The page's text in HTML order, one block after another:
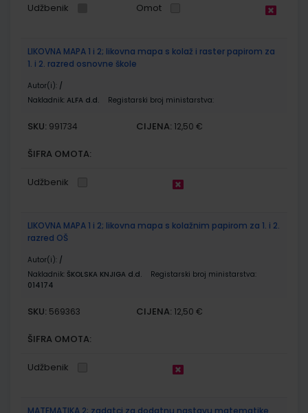
Udžbenik Omot
LIKOVNA MAPA 1 i 2; likovna mapa s kolaž i raster papirom za
1. i 2. razred osnovne škole
Autor(i): /
Nakladnik: ALFA d.d. Registarski broj ministarstva:
SKU: 991734 CIJENA: 12,50 €
ŠIFRA OMOTA:
Udžbenik
LIKOVNA MAPA 1 i 2; likovna mapa s kolažnim papirom za 1. i 2.
razred OŠ
Autor(i): /
Nakladnik: ŠKOLSKA KNJIGA d.d.
Registarski broj ministarstva:
014174
SKU: 569363 CIJENA: 12,50 €
ŠIFRA OMOTA:
Udžbenik
MATEMATIKA 2; zadatci za dodatnu nastavu matematike